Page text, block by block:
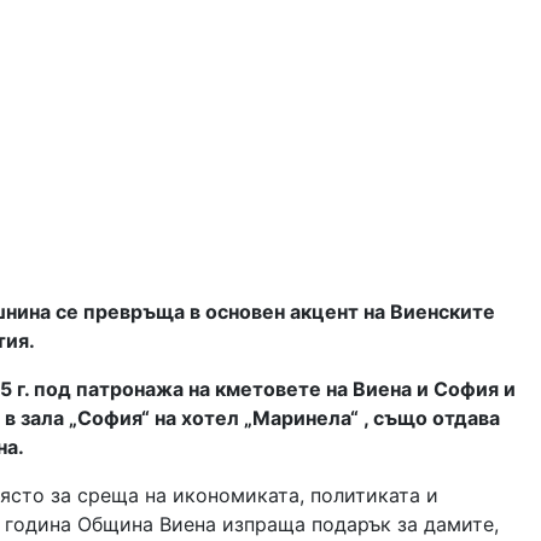
се превръща в основен акцент на Виенските
.
г. под патронажа на кметовете на Виена и София и
зала „София“ на хотел „Маринела“ , също отдава
.
за среща на икономиката, политиката и
година Община Виена изпраща подарък за дамите,